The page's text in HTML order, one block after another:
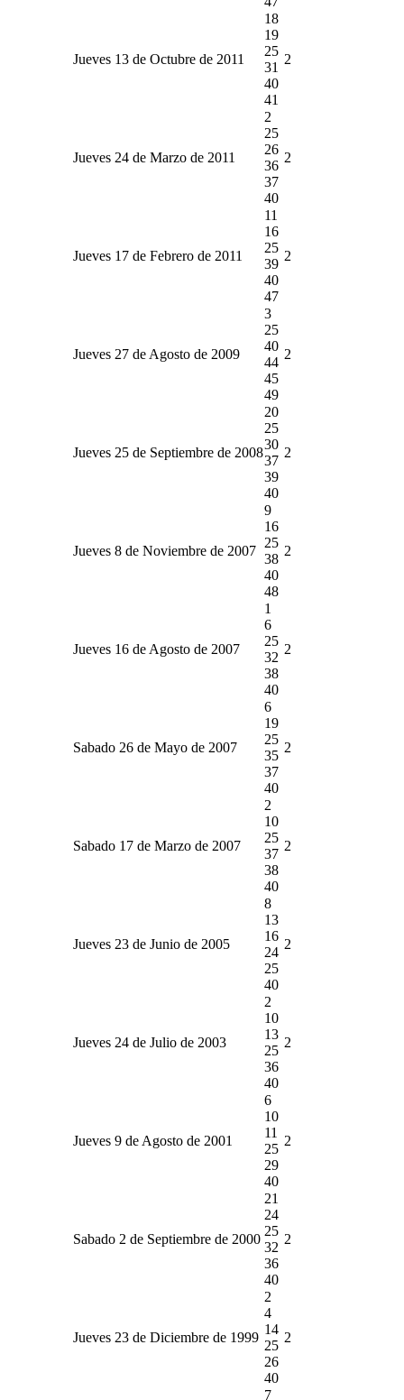
Jueves 13 de Octubre de 2011
18
19
25
31
40
41
2
Jueves 24 de Marzo de 2011
2
25
26
36
37
40
2
Jueves 17 de Febrero de 2011
11
16
25
39
40
47
2
Jueves 27 de Agosto de 2009
3
25
40
44
45
49
2
Jueves 25 de Septiembre de 2008
20
25
30
37
39
40
2
Jueves 8 de Noviembre de 2007
9
16
25
38
40
48
2
Jueves 16 de Agosto de 2007
1
6
25
32
38
40
2
Sabado 26 de Mayo de 2007
6
19
25
35
37
40
2
Sabado 17 de Marzo de 2007
2
10
25
37
38
40
2
Jueves 23 de Junio de 2005
8
13
16
24
25
40
2
Jueves 24 de Julio de 2003
2
10
13
25
36
40
2
Jueves 9 de Agosto de 2001
6
10
11
25
29
40
2
Sabado 2 de Septiembre de 2000
21
24
25
32
36
40
2
Jueves 23 de Diciembre de 1999
2
4
14
25
26
40
2
7